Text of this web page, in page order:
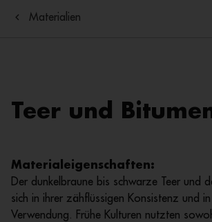
Materialien
Teer und
Materialeigenschaften:
Der dunkelbraune bis schwarze Teer und
sich in ihrer zähflüssigen Konsistenz und
Verwendung. Frühe Kulturen nutzten